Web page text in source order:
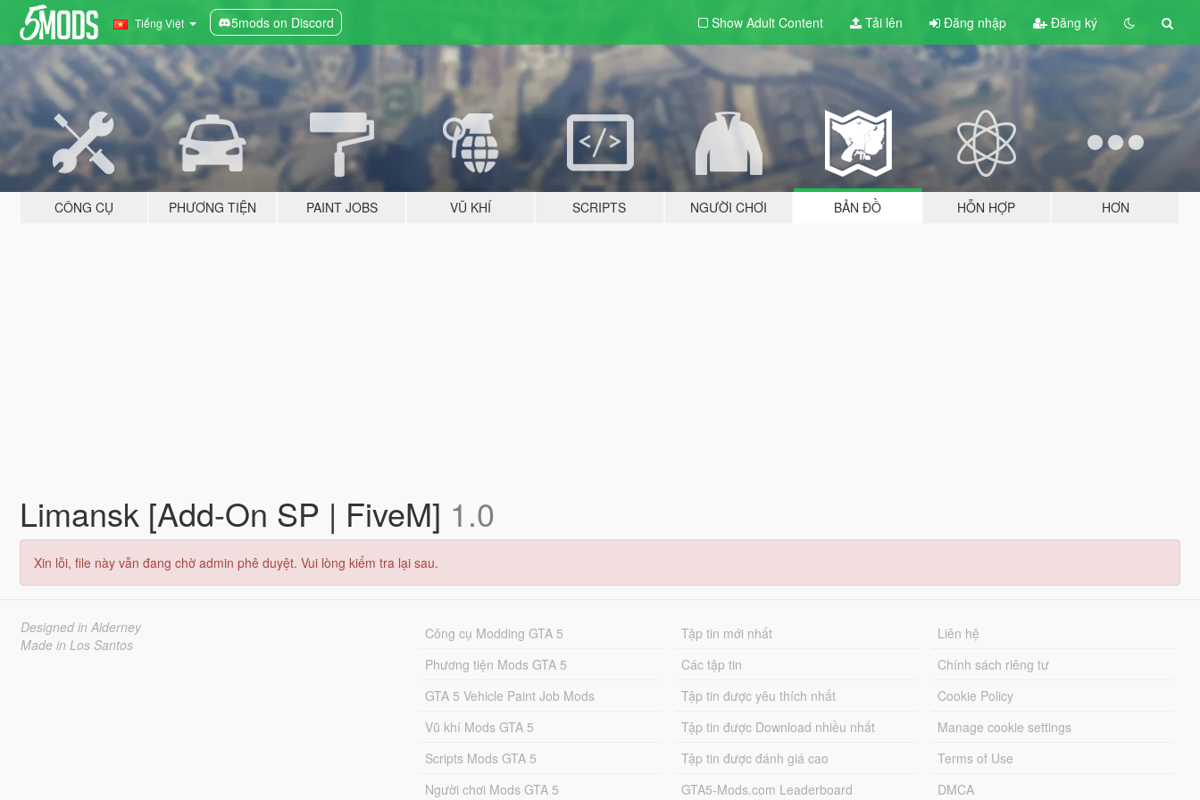
Tiếng Việt 5mods on Discord Show Adult Content Tải lên Đăng nhập Đăng ký
CÔNG CỤ PHƯƠNG TIỆN PAINT JOBS VŨ KHÍ SCRIPTS NGƯỜI CHƠI BẢN ĐỒ HỖN HỢP HƠN
Limansk [Add-On SP | FiveM] 1.0
Xin lỗi, file này vẫn đang chờ admin phê duyệt. Vui lòng kiểm tra lại sau.
Designed in Alderney
Made in Los Santos
Công cụ Modding GTA 5
Phương tiện Mods GTA 5
GTA 5 Vehicle Paint Job Mods
Vũ khí Mods GTA 5
Scripts Mods GTA 5
Người chơi Mods GTA 5
Tập tin mới nhất
Các tập tin
Tập tin được yêu thích nhất
Tập tin được Download nhiều nhất
Tập tin được đánh giá cao
GTA5-Mods.com Leaderboard
Liên hệ
Chính sách riêng tư
Cookie Policy
Manage cookie settings
Terms of Use
DMCA